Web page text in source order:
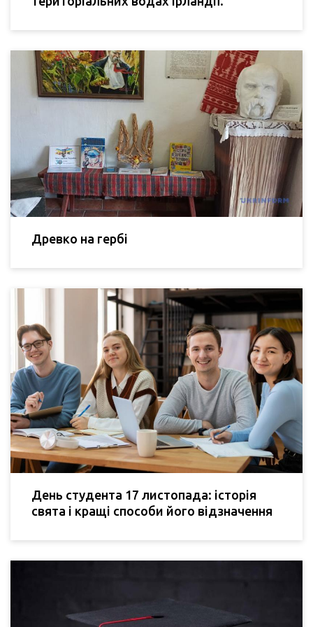
Древко на гербі
День студента 17 листопада: історія
свята і кращі способи його відзначення